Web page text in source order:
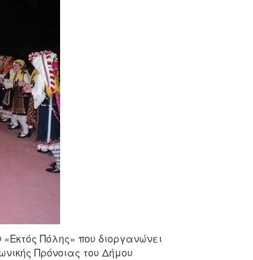
Πόλης» που διοργανώνει
Πρόνοιας του Δήμου